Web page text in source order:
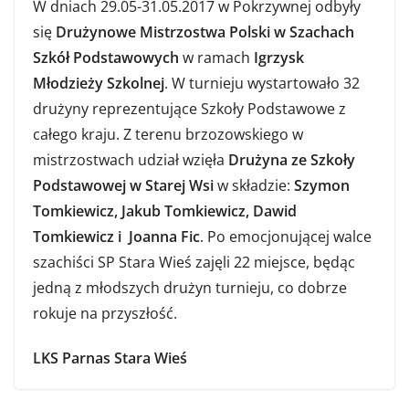
W dniach 29.05-31.05.2017 w Pokrzywnej odbyły
się Drużynowe Mistrzostwa Polski w Szachach
Szkół Podstawowych w ramach Igrzysk
Młodzieży Szkolnej. W turnieju wystartowało 32
drużyny reprezentujące Szkoły Podstawowe z
całego kraju. Z terenu brzozowskiego w
mistrzostwach udział wzięła Drużyna ze Szkoły
Podstawowej w Starej Wsiw składzie: Szymon
Tomkiewicz, Jakub Tomkiewicz, Dawid
Tomkiewicz i Joanna Fic. Po emocjonującej walce
szachiści SP Stara Wieś zajęli 22 miejsce, będąc
jedną z młodszych drużyn turnieju, co dobrze
rokuje na przyszłość.
LKS Parnas Stara Wieś